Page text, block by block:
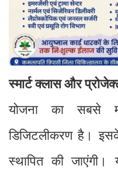
स्मार्ट क्लास और
योजना का सबसे
डिजिटलीकरण है।
स्थापित की